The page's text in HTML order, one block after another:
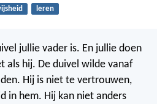
leren
jullie vader is. En jullie doen
als hij. De duivel wilde vanaf
Hij is niet te vertrouwen,
in hem. Hij kan niet anders